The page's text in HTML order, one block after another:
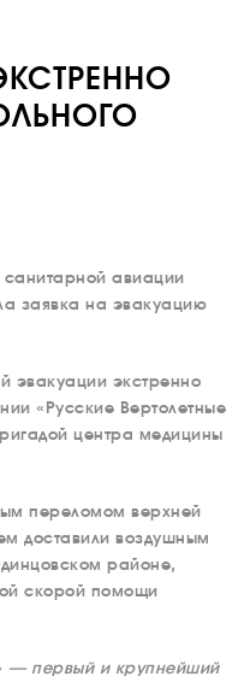
авиации
заявка на эвакуацию
эвакуации экстренно
«Русские Вертолетные
центра медицины
переломом верхней
доставили воздушным
районе,
скорой помощи
— первый и крупнейший